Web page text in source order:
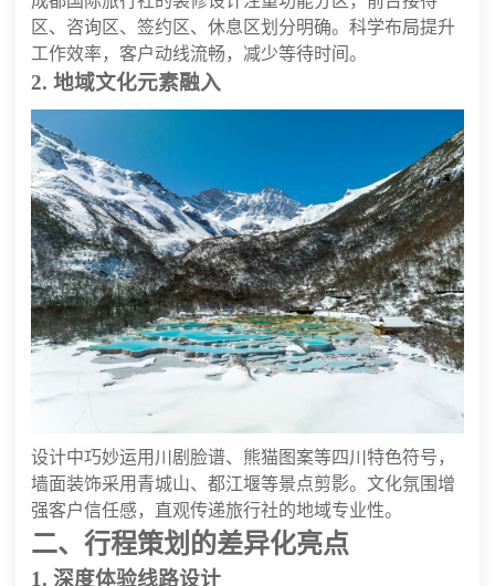
区、咨询区、签约区、休息区划分明确。科学布局提升
工作效率，客户动线流畅，减少等待时间。
2. 地域文化元素融入
设计中巧妙运用川剧脸谱、熊猫图案等四川特色符号，
墙面装饰采用青城山、都江堰等景点剪影。文化氛围增
强客户信任感，直观传递旅行社的地域专业性。
二、行程策划的差异化亮点
1. 深度体验线路设计